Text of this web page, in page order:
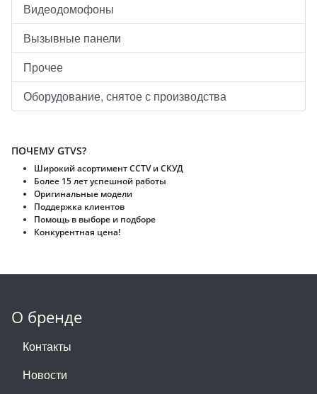
Видеодомофоны
Вызывные панели
Прочее
Оборудование, снятое с производства
ПОЧЕМУ GTVS?
Широкий асортимент CCTV и CКУД
Более 15 лет успешной работы
Оригинальные модели
Поддержка клиентов
Помощь в выборе и подборе
Конкурентная цена!
О бренде
Контакты
Новости